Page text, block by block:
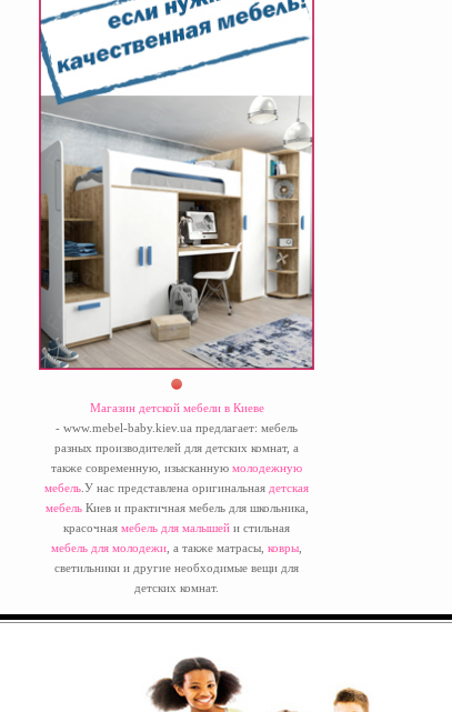
Магазин детской мебели в Киеве
- www.mebel-baby.kiev.ua предлагает: мебель
разных производителей для детских комнат, а
также современную, изысканную молодежную
мебель .У нас представлена оригинальная детская
мебельКиев и практичная мебель для школьника,
красочная мебель для малышей и стильная
мебель для молодежи , а также матрасы, ковры
светильники и другие необходимые вещи для
детских комнат.